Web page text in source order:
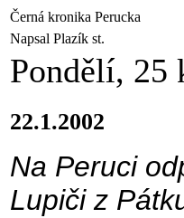
Černá kronika Perucka
Napsal Plazík st.
Pondělí, 25
22.1.2002
Na Peruci
Lupiči z